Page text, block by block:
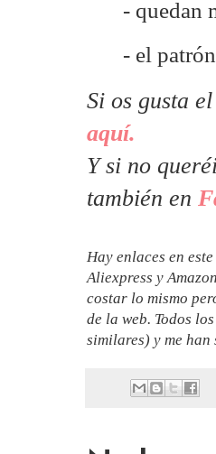
- quedan
- el
Si os gusta
aquí.
Y si no
también en
Hay enlaces en
Aliexpress y
costar lo mismo
de la web. Todos
similares) y me